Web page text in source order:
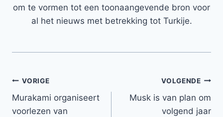
om te vormen tot een toonaangevende bron voor
al het nieuws met betrekking tot Turkije.
Bericht
navigatie
VORIGE
Murakami organiseert
voorlezen van
VOLGENDE
Musk is van plan om
volgend jaar